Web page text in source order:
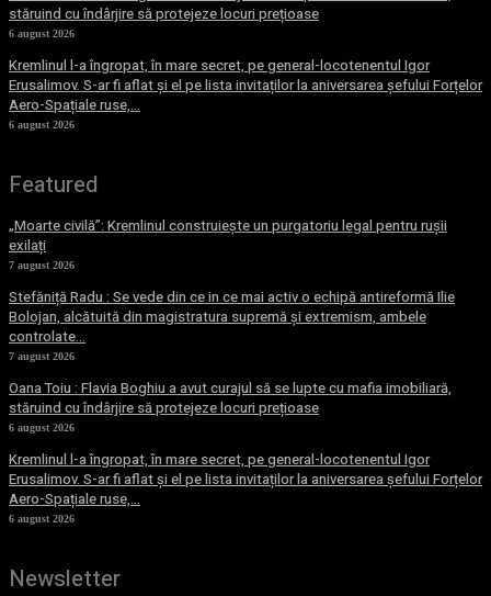
stăruind cu îndârjire să protejeze locuri prețioase
6 august 2026
Kremlinul l-a îngropat, în mare secret, pe general-locotenentul Igor
Erusalimov. S-ar fi aflat și el pe lista invitaților la aniversarea șefului Forțelor
Aero-Spațiale ruse,...
6 august 2026
Featured
„Moarte civilă”: Kremlinul construiește un purgatoriu legal pentru rușii
exilați
7 august 2026
Stefăniță Radu : Se vede din ce in ce mai activ o echipă antireformă Ilie
Bolojan, alcătuită din magistratura supremă și extremism, ambele
controlate...
7 august 2026
Oana Toiu : Flavia Boghiu a avut curajul să se lupte cu mafia imobiliară,
stăruind cu îndârjire să protejeze locuri prețioase
6 august 2026
Kremlinul l-a îngropat, în mare secret, pe general-locotenentul Igor
Erusalimov. S-ar fi aflat și el pe lista invitaților la aniversarea șefului Forțelor
Aero-Spațiale ruse,...
6 august 2026
Newsletter